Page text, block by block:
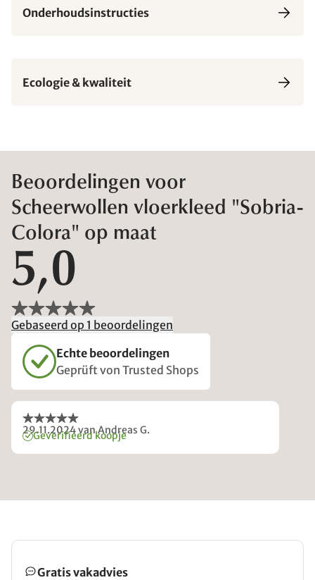
Onderhoudsinstructies
Ecologie & kwaliteit
Beoordelingen voor
Scheerwollen vloerkleed "Sobria-
Colora" op maat
5,0
Gebaseerd op 1 beoordelingen
Echte beoordelingen
Geprüft von Trusted Shops
29.11.2024van Andreas G.
Geverifieerd koopje
Gratis vakadvies